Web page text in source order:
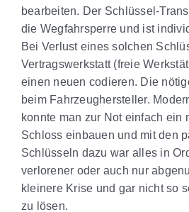
bearbeiten. Der Schlüssel-
die Wegfahrsperre und ist
Bei Verlust eines solchen
Vertragswerkstatt (freie
einen neuen codieren. Die
beim Fahrzeughersteller.
konnte man zur Not einfach ein
Schloss einbauen und mit den
Schlüsseln dazu war alles in
verlorener oder auch nur
kleinere Krise und gar nicht so
zu lösen.